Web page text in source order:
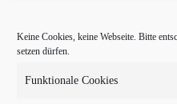
Keine Cookies, keine Webseite. Bitte
setzen dürfen.
Funktionale Cookies